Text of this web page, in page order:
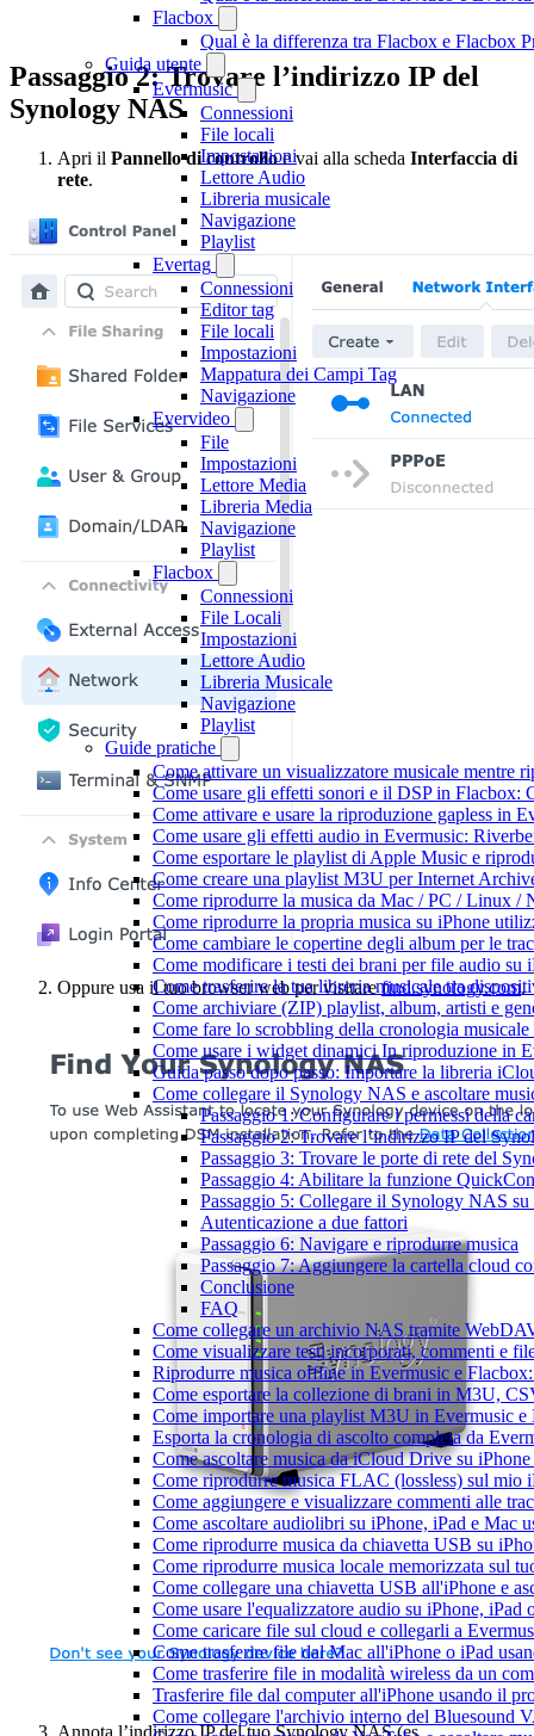
Flacbox
Qual è la differenza tra Flacbox e Flacbox
Guida utente
Evermusic
Connessioni
File locali
Impostazioni
Lettore Audio
Libreria musicale
Navigazione
Playlist
Evertag
Connessioni
Editor tag
File locali
Impostazioni
Mappatura dei Campi Tag
Navigazione
Evervideo
File
Impostazioni
Lettore Media
Libreria Media
Navigazione
Playlist
Flacbox
Connessioni
File Locali
Impostazioni
Lettore Audio
Libreria Musicale
Navigazione
Playlist
Guide pratiche
Come attivare un visualizzatore musicale mentre
Come usare gli effetti sonori e il DSP in Flacbox:
Come attivare e usare la riproduzione gapless in
Come usare gli effetti audio in Evermusic:
Come esportare le playlist di Apple Music e
Come creare una playlist M3U per Internet
Come riprodurre la musica da Mac / PC / Linux
Come riprodurre la propria musica su iPhone
Come cambiare le copertine degli album per le
Come modificare i testi dei brani per file audio su
Come trasferire la tua libreria musicale tra
Come archiviare (ZIP) playlist, album, artisti e
Come fare lo scrobbling della cronologia
Come usare i widget dinamici In riproduzione in
Guida passo dopo passo: Importare la libreria
Come collegare il Synology NAS e ascoltare
Passaggio 1: Configurare i permessi della
Passaggio 2: Trovare l’indirizzo IP del
Passaggio 3: Trovare le porte di rete del
Passaggio 4: Abilitare la funzione
Passaggio 5: Collegare il Synology NAS
Autenticazione a due fattori
Passaggio 6: Navigare e riprodurre musica
Passaggio 7: Aggiungere la cartella cloud
Conclusione
FAQ
Come collegare un archivio NAS tramite
Come visualizzare testi incorporati, commenti e
Riprodurre musica offline in Evermusic e
Come esportare la collezione di brani in M3U,
Come importare una playlist M3U in Evermusic e
Esporta la cronologia di ascolto completa da
Come ascoltare musica da iCloud Drive su
Come riprodurre musica FLAC (lossless) sul mio
Come aggiungere e visualizzare commenti alle
Come ascoltare audiolibri su iPhone, iPad e Mac
Come riprodurre musica da chiavetta USB su
Come riprodurre musica locale memorizzata sul
Come collegare una chiavetta USB all'iPhone e
Come usare l'equalizzatore audio su iPhone,
Come caricare file sul cloud e collegarli a
Come trasferire file dal Mac all'iPhone o iPad
Come trasferire file in modalità wireless da un
Trasferire file dal computer all'iPhone usando il
Come collegare l'archivio interno del Bluesound
Passaggio 2: Trovare l’indirizzo IP del
Synology NAS
Apri il Pannello di controlloe vai alla scheda Interfaccia di
rete.
Oppure usa il tuo browser web per visitarefind.synology.com.